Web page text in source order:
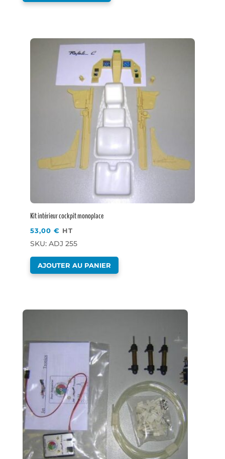
Kit intérieur cockpit monoplace
53,00 € HT
SKU: ADJ 255
AJOUTER AU PANIER